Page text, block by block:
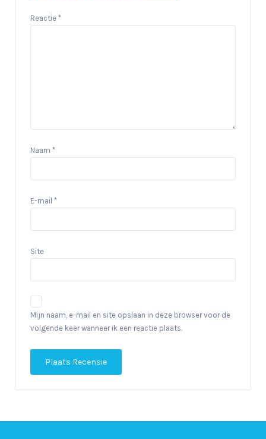
Reactie *
Naam *
E-mail *
Site
Mijn naam, e-mail en site opslaan in deze browser voor de
volgende keer wanneer ik een reactie plaats.